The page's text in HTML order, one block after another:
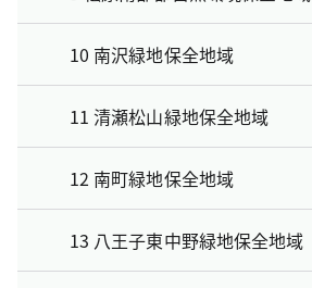
10 南沢緑地保全地域
11 清瀬松山緑地保全地域
12 南町緑地保全地域
13 八王子東中野緑地保全地域